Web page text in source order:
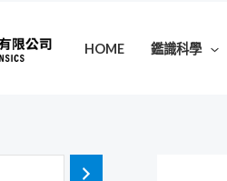
HOME 鑑識科學